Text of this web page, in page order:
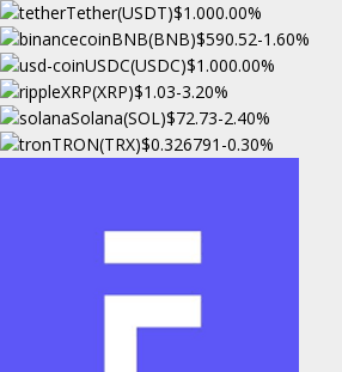
Tether(USDT)$1.000.00%
BNB(BNB)$590.52-1.60%
USDC(USDC)$1.000.00%
XRP(XRP)$1.03-3.20%
Solana(SOL)$72.73-2.40%
TRON(TRX)$0.326791 -0.30%